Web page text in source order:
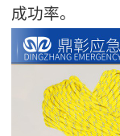
成功率。